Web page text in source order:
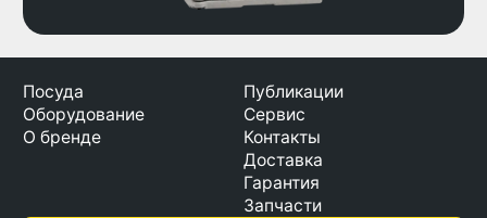
Посуда
Оборудование
О бренде
Публикации
Сервис
Контакты
Доставка
Гарантия
Запчасти